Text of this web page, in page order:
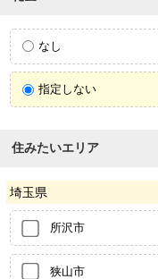
なし
指定しない
住みたいエリア
埼玉県
所沢市
狭山市